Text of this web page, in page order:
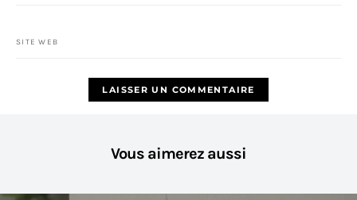
SITE WEB
Vous aimerez aussi